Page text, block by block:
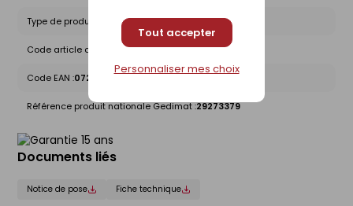
Tout accepter
Personnaliser mes choix
Type de produit : Bardage Autre
Code article chez le fournisseur :5420122
Code EAN :0727396165365
Référence produit nationale Gedimat :29273379
Documents liés
Notice de pose Fiche technique